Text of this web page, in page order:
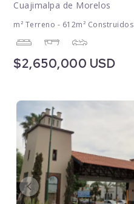
Cuajimalpa de Morelos
m² Terreno - 612m² Construidos
$2,650,000 USD